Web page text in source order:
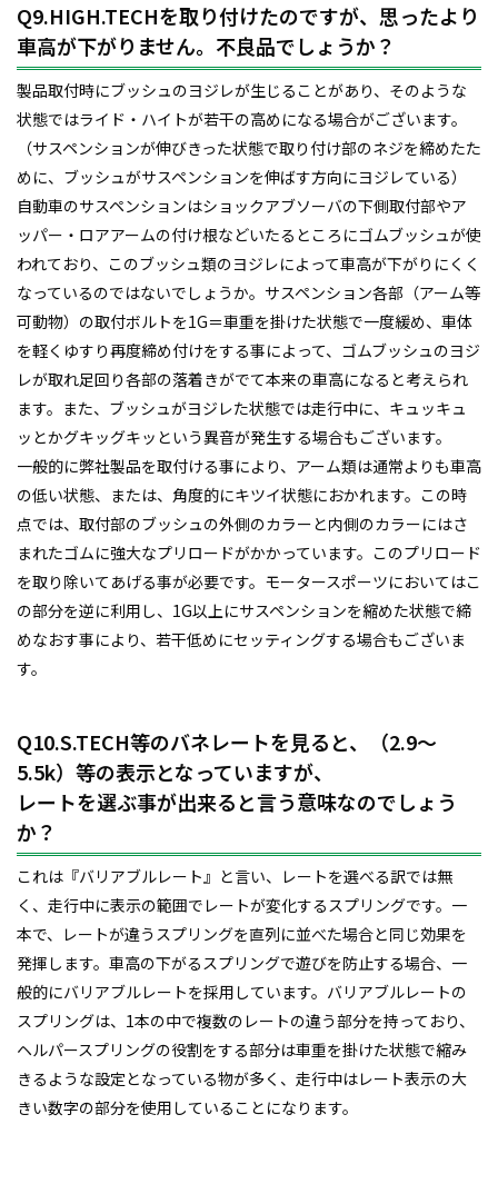
Q9.HIGH.TECHを取り付けたのですが、思ったより
車高が下がりません。不良品でしょうか？
製品取付時にブッシュのヨジレが生じることがあり、そのような
状態ではライド・ハイトが若干の高めになる場合がございます。
（サスペンションが伸びきった状態で取り付け部のネジを締めたた
めに、ブッシュがサスペンションを伸ばす方向にヨジレている）
自動車のサスペンションはショックアブソーバの下側取付部やア
ッパー・ロアアームの付け根などいたるところにゴムブッシュが使
われており、このブッシュ類のヨジレによって車高が下がりにくく
なっているのではないでしょうか。サスペンション各部（アーム等
可動物）の取付ボルトを1G＝車重を掛けた状態で一度緩め、車体
を軽くゆすり再度締め付けをする事によって、ゴムブッシュのヨジ
レが取れ足回り各部の落着きがでて本来の車高になると考えられ
ます。また、ブッシュがヨジレた状態では走行中に、キュッキュ
ッとかグキッグキッという異音が発生する場合もございます。
一般的に弊社製品を取付ける事により、アーム類は通常よりも車高
の低い状態、または、角度的にキツイ状態におかれます。この時
点では、取付部のブッシュの外側のカラーと内側のカラーにはさ
まれたゴムに強大なプリロードがかかっています。このプリロード
を取り除いてあげる事が必要です。モータースポーツにおいてはこ
の部分を逆に利用し、1G以上にサスペンションを縮めた状態で締
めなおす事により、若干低めにセッティングする場合もございま
す。
Q10.S.TECH等のバネレートを見ると、（2.9～
5.5k）等の表示となっていますが、
レートを選ぶ事が出来ると言う意味なのでしょう
か？
これは『バリアブルレート』と言い、レートを選べる訳では無
く、走行中に表示の範囲でレートが変化するスプリングです。一
本で、レートが違うスプリングを直列に並べた場合と同じ効果を
発揮します。車高の下がるスプリングで遊びを防止する場合、一
般的にバリアブルレートを採用しています。バリアブルレートの
スプリングは、1本の中で複数のレートの違う部分を持っており、
ヘルパースプリングの役割をする部分は車重を掛けた状態で縮み
きるような設定となっている物が多く、走行中はレート表示の大
きい数字の部分を使用していることになります。